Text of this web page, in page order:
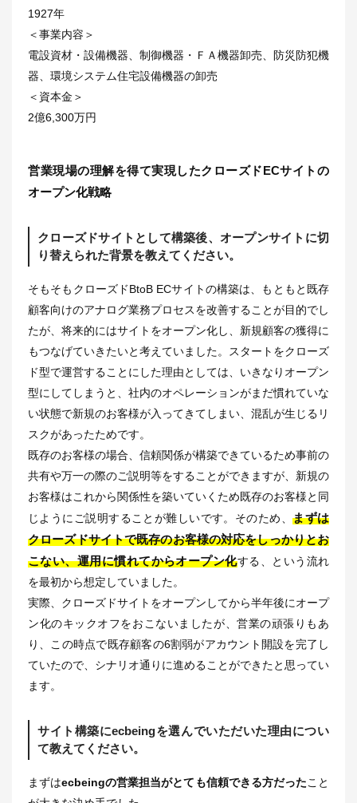
1927年
＜事業内容＞
電設資材・設備機器、制御機器・ＦＡ機器卸売、防災防犯機
器、環境システム住宅設備機器の卸売
＜資本金＞
2億6,300万円
営業現場の理解を得て実現したクローズドECサイトの
オープン化戦略
クローズドサイトとして構築後、オープンサイトに切
り替えられた背景を教えてください。
そもそもクローズドBtoB ECサイトの構築は、もともと既存
顧客向けのアナログ業務プロセスを改善することが目的でし
たが、将来的にはサイトをオープン化し、新規顧客の獲得に
もつなげていきたいと考えていました。スタートをクローズ
ド型で運営することにした理由としては、いきなりオープン
型にしてしまうと、社内のオペレーションがまだ慣れていな
い状態で新規のお客様が入ってきてしまい、混乱が生じるリ
スクがあったためです。
既存のお客様の場合、信頼関係が構築できているため事前の
共有や万一の際のご説明等をすることができますが、新規の
お客様はこれから関係性を築いていくため既存のお客様と同
じようにご説明することが難しいです。そのため、まずは
クローズドサイトで既存のお客様の対応をしっかりとお
こない、運用に慣れてからオープン化する、という流れ
を最初から想定していました。
実際、クローズドサイトをオープンしてから半年後にオープ
ン化のキックオフをおこないましたが、営業の頑張りもあ
り、この時点で既存顧客の6割弱がアカウント開設を完了し
ていたので、シナリオ通りに進めることができたと思ってい
ます。
サイト構築にecbeingを選んでいただいた理由につい
て教えてください。
まずはecbeingの営業担当がとても信頼できる方だったこと